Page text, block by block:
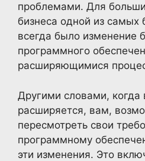
проблемами. Для
бизнеса одной из самых
всегда было изменение
программного
расширяющимися
Другими словами,
расширяется, вам,
пересмотреть свои
программному
эти изменения. Это